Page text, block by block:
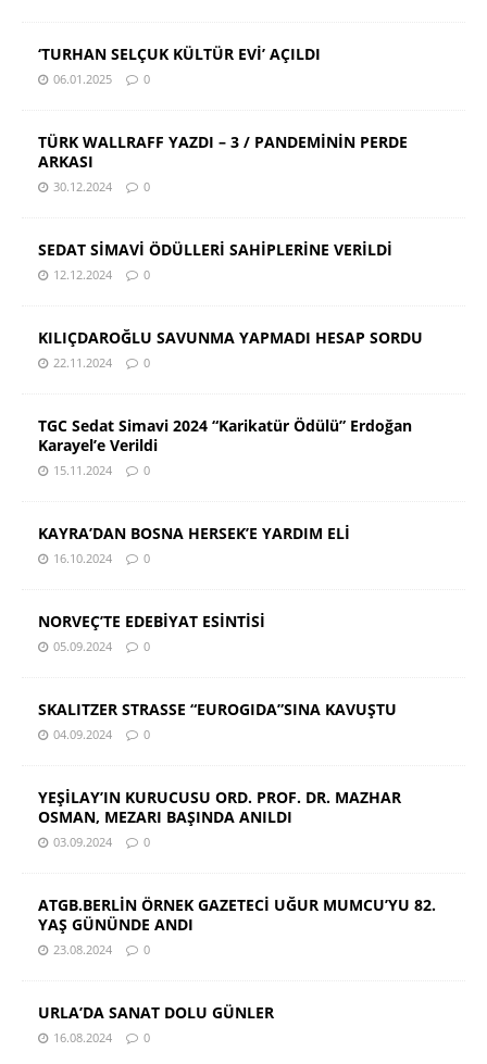
‘TURHAN SELÇUK KÜLTÜR EVİ’ AÇILDI
06.01.2025 0
TÜRK WALLRAFF YAZDI – 3 / PANDEMİNİN PERDE
ARKASI
30.12.2024 0
SEDAT SİMAVİ ÖDÜLLERİ SAHİPLERİNE VERİLDİ
12.12.2024 0
KILIÇDAROĞLU SAVUNMA YAPMADI HESAP SORDU
22.11.2024 0
TGC Sedat Simavi 2024 “Karikatür Ödülü” Erdoğan
Karayel’e Verildi
15.11.2024 0
KAYRA’DAN BOSNA HERSEK’E YARDIM ELİ
16.10.2024 0
NORVEÇ’TE EDEBİYAT ESİNTİSİ
05.09.2024 0
SKALITZER STRASSE “EUROGIDA”SINA KAVUŞTU
04.09.2024 0
YEŞİLAY’IN KURUCUSU ORD. PROF. DR. MAZHAR
OSMAN, MEZARI BAŞINDA ANILDI
03.09.2024 0
ATGB.BERLİN ÖRNEK GAZETECİ UĞUR MUMCU’YU 82.
YAŞ GÜNÜNDE ANDI
23.08.2024 0
URLA’DA SANAT DOLU GÜNLER
16.08.2024 0